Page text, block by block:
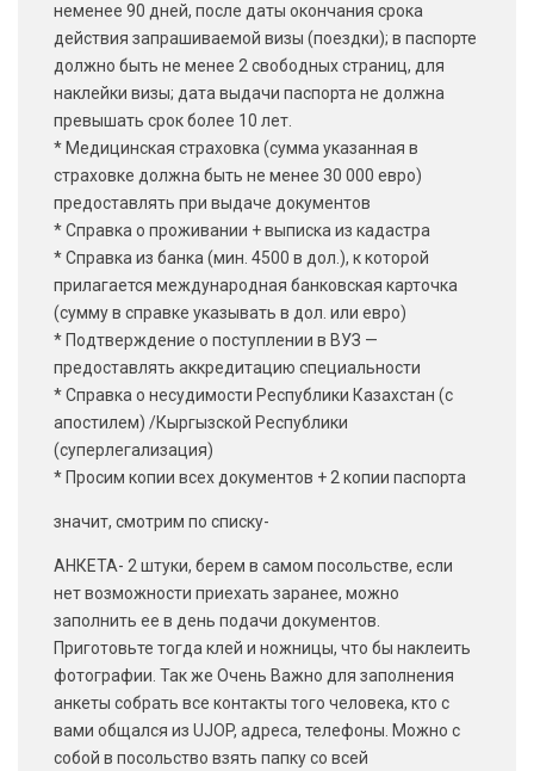
неменее 90 дней, после даты окончания срока
действия запрашиваемой визы (поездки); в паспорте
должно быть не менее 2 свободных страниц, для
нaклейки визы; дата выдачи паспорта не должна
превышать срок более 10 лет.
* Медицинская страховка (сумма указанная в
страховке должна быть не менее 30 000 евро)
предоставлять при выдаче документов
* Справка о проживании + выписка из кадастра
* Справка из банка (мин. 4500 в дол.), к которой
прилагается международная банковская карточка
(сумму в справке указывать в дол. или евро)
* Подтверждение о поступлении в ВУЗ —
предоставлять аккредитацию специальности
* Справка о несудимости Республики Казахстан (с
апостилем) /Кыргызской Республики
(суперлегализация)
* Просим копии всех документов + 2 копии паспорта
значит, смотрим по списку-
АНКЕТА- 2 штуки, берем в самом посольстве, если
нет возможности приехать заранее, можно
заполнить ее в день подачи документов.
Приготовьте тогда клей и ножницы, что бы наклеить
фотографии. Так же Очень Важно для заполнения
анкеты собрать все контакты того человека, кто с
вами общался из UJOP, адреса, телефоны. Можно с
собой в посольство взять папку со всей